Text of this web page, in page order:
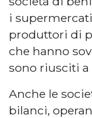
i
produttori di
che hanno
sono riusciti a
Anche le
bilanci,